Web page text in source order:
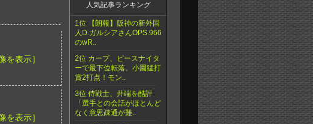
を表示］
を表示］
人気記事ランキング
1位 【朗報】阪神の新外国
人D.ガルシアさんOPS.966
のwR..
2位 カープ、ピースナイタ
ーで最下位転落。小園猛打
賞2打点！モン..
3位 侍戦士、井端を酷評
「選手との会話がほとんど
なく意思疎通が難..